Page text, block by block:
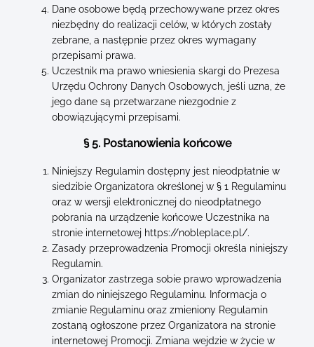
Dane osobowe będą przechowywane przez okres
niezbędny do realizacji celów, w których zostały
zebrane, a następnie przez okres wymagany
przepisami prawa.
Uczestnik ma prawo wniesienia skargi do Prezesa
Urzędu Ochrony Danych Osobowych, jeśli uzna, że
jego dane są przetwarzane niezgodnie z
obowiązującymi przepisami.
§ 5. Postanowienia końcowe
Niniejszy Regulamin dostępny jest nieodpłatnie w
siedzibie Organizatora określonej w § 1 Regulaminu
oraz w wersji elektronicznej do nieodpłatnego
pobrania na urządzenie końcowe Uczestnika na
stronie internetowej https://nobleplace.pl/.
Zasady przeprowadzenia Promocji określa niniejszy
Regulamin.
Organizator zastrzega sobie prawo wprowadzenia
zmian do niniejszego Regulaminu. Informacja o
zmianie Regulaminu oraz zmieniony Regulamin
zostaną ogłoszone przez Organizatora na stronie
internetowej Promocji. Zmiana wejdzie w życie w